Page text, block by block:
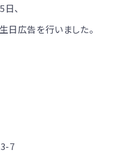
、
広告を行いました。
7